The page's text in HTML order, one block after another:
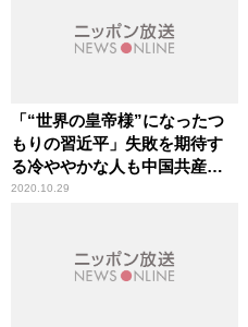
「“世界の皇帝様”になったつ
もりの習近平」失敗を期待す
る冷ややかな人も中国共産党
には多い
2020.10.29